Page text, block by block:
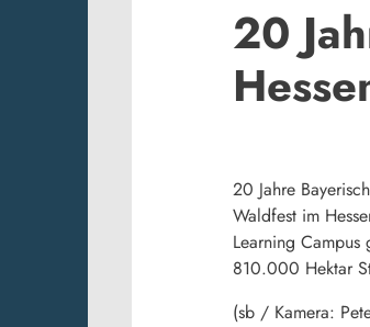
20
20 Jahre
Waldfest im
Learning
810.000 Hektar
(sb / Kamera: